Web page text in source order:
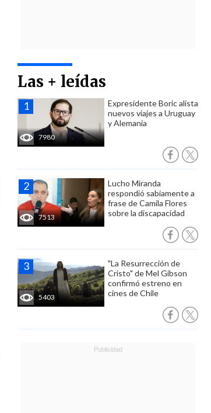
Las + leídas
7980
Expresidente Boric alista
nuevos viajes a Uruguay
y Alemania
7513
Lucho Miranda
respondió sabiamente a
frase de Camila Flores
sobre la discapacidad
5403
"La Resurrección de
Cristo" de Mel Gibson
confirmó estreno en
cines de Chile